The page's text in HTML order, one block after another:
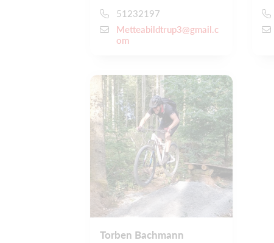
51232197
Metteabildtrup3@gmail.c
om
Torben Bachmann